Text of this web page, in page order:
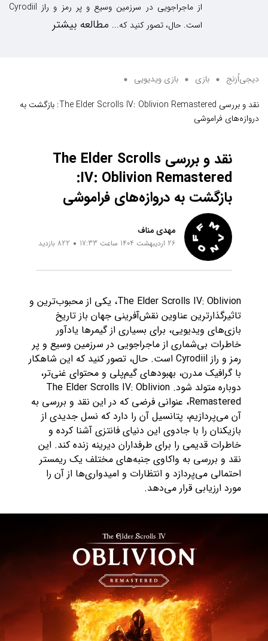
از ماجراجویی در سرزمین وسیع و پر رمز و راز Cyrodiil
است. حال، تصور کنید که... مطالعه بیشتر
دیجی‌اُرَنج بازی
بازی ویدیویی
نقد و بررسی The Elder Scrolls IV: Oblivion Remastered: بازگشت به
دروازه‌های فراموشی
نقد و بررسی The Elder Scrolls
IV: Oblivion Remastered:
بازگشت به دروازه‌های فراموشی
مهدی مناف
26 اردیبهشت 1404 ساعت 17:33 822 بازدید
The Elder Scrolls IV: Oblivion، یکی از محبوب‌ترین و
تاثیرگذارترین عناوین نقش‌آفرینی جهان باز تاریخ
بازی‌های ویدیویی، برای بسیاری از گیمرها یادآور
خاطرات بی‌شماری از ماجراجویی در سرزمین وسیع و پر
رمز و راز Cyrodiil است. حال، تصور کنید که این شاهکار
با گرافیک مدرن، بهبودهای گیم‌پلی و محتوای غنی‌تر،
دوباره متولد شود. The Elder Scrolls IV: Oblivion
Remastered، عنوانی فرضی که در این نقد و بررسی به
آن می‌پردازیم، پتانسیل آن را دارد که نسل جدیدی از
بازیکنان را با جادوی این دنیای فانتزی آشنا کرده و
خاطرات قدیمی را برای طرفداران دیرینه زنده کند. این
نقد و بررسی به واکاوی جنبه‌های مختلف یک ریمستر
احتمالی می‌پردازد و انتظارات و امیدواری‌ها از آن را
مورد ارزیابی قرار می‌دهد.